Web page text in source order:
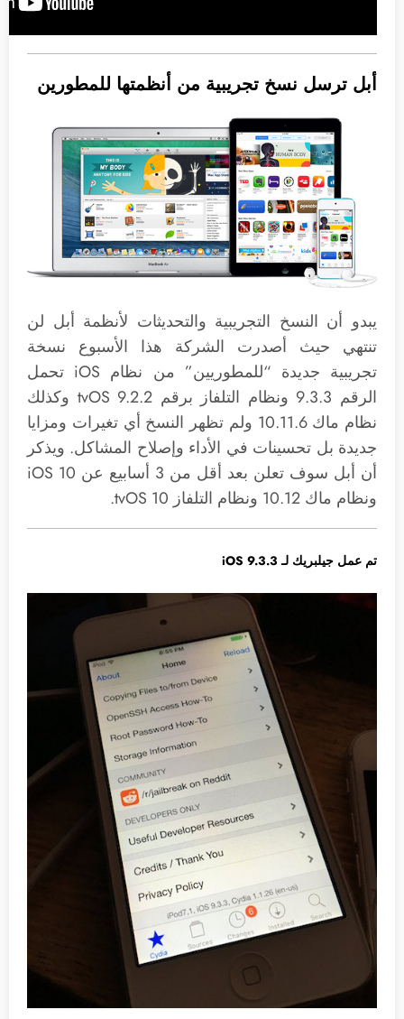
أبل ترسل نسخ تجريبية من أنظمتها للمطورين
يبدو أن النسخ التجريبية والتحديثات لأنظمة أبل لن
تنتهي حيث أصدرت الشركة هذا الأسبوع نسخة
تجريبية جديدة “للمطوريين” من نظام iOS تحمل
الرقم 9.3.3 ونظام التلفاز برقم tvOS 9.2.2 وكذلك
نظام ماك 10.11.6 ولم تظهر النسخ أي تغيرات ومزايا
جديدة بل تحسينات في الأداء وإصلاح المشاكل. ويذكر
أن أبل سوف تعلن بعد أقل من 3 أسابيع عن iOS 10
ونظام ماك 10.12 ونظام التلفاز tvOS 10.
تم عمل جيلبريك لـ iOS 9.3.3